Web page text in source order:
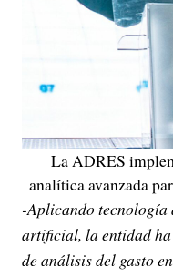
La ADRES
analítica avanzada
-Aplicando tecnología
artificial, la entidad
de análisis del gasto